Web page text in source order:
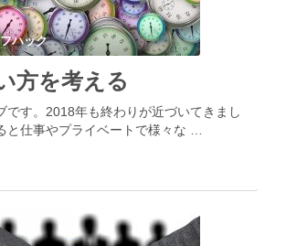
ハック
方を考える
です。2018年も終わりが近づいてきまし
と仕事やプライベートで様々な …